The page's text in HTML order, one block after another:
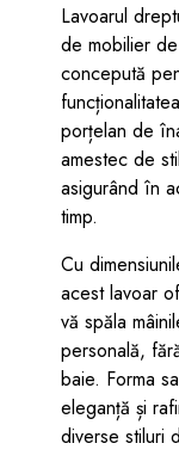
Lavoarul
de mobilier
concepută
porțelan de
amestec de
asigurând în
timp.
Cu
acest lavoar
vă spăla
personală,
baie. Forma
eleganță și
diverse stiluri